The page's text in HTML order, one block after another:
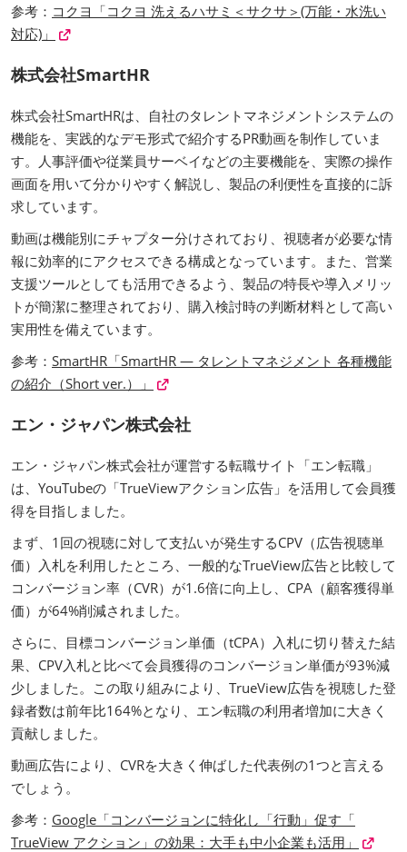
参考： コクヨ「コクヨ 洗えるハサミ＜サクサ＞(万能・水洗い
対応)」
株式会社SmartHR
株式会社SmartHRは、自社のタレントマネジメントシステムの
機能を、実践的なデモ形式で紹介するPR動画を制作していま
す。人事評価や従業員サーベイなどの主要機能を、実際の操作
画面を用いて分かりやすく解説し、製品の利便性を直接的に訴
求しています。
動画は機能別にチャプター分けされており、視聴者が必要な情
報に効率的にアクセスできる構成となっています。また、営業
支援ツールとしても活用できるよう、製品の特長や導入メリッ
トが簡潔に整理されており、購入検討時の判断材料として高い
実用性を備えています。
参考： SmartHR「SmartHR — タレントマネジメント 各種機能
の紹介（Short ver.）」
エン・ジャパン株式会社
エン・ジャパン株式会社が運営する転職サイト「エン転職」
は、YouTubeの「TrueViewアクション広告」を活用して会員獲
得を目指しました。
まず、1回の視聴に対して支払いが発生するCPV（広告視聴単
価）入札を利用したところ、一般的なTrueView広告と比較して
コンバージョン率（CVR）が1.6倍に向上し、CPA（顧客獲得単
価）が64%削減されました。
さらに、目標コンバージョン単価（tCPA）入札に切り替えた結
果、CPV入札と比べて会員獲得のコンバージョン単価が93%減
少しました。この取り組みにより、TrueView広告を視聴した登
録者数は前年比164%となり、エン転職の利用者増加に大きく
貢献しました。
動画広告により、CVRを大きく伸ばした代表例の1つと言える
でしょう。
参考： Google「コンバージョンに特化し「行動」促す「
TrueView アクション」の効果：大手も中小企業も活用」